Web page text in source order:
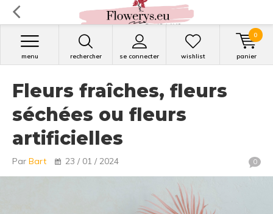
rechercher se connecter
menu wishlist panier
0
Fleurs fraîches, fleurs
séchées ou fleurs
artificielles
Par Bart 23 / 01 / 2024 0